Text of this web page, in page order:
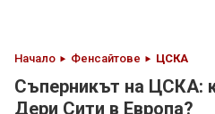
Начало Фенсайтове ЦСКА
Съперникът на ЦСКА:
Дери Сити в Европа?